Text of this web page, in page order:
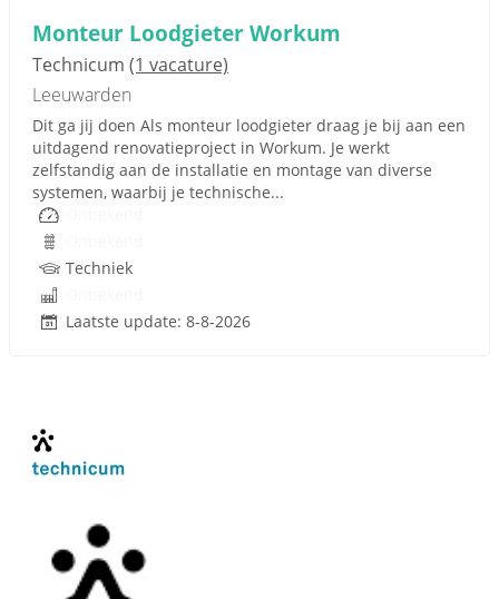
Monteur Loodgieter Workum
Technicum (1 vacature)
Leeuwarden
Dit ga jij doen Als monteur loodgieter draag je bij aan een
uitdagend renovatieproject in Workum. Je werkt
zelfstandig aan de installatie en montage van diverse
systemen, waarbij je technische...
Techniek
Laatste update: 8-8-2026